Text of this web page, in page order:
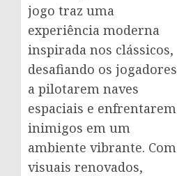
jogo traz uma
experiência moderna
inspirada nos clássicos,
desafiando os jogadores
a pilotarem naves
espaciais e enfrentarem
inimigos em um
ambiente vibrante. Com
visuais renovados,